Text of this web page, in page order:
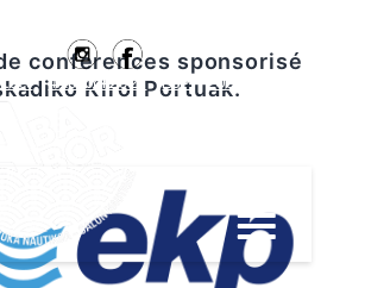
#Ababor2025 ESP EUS
conférences sponsorisé
Kirol Portuak.